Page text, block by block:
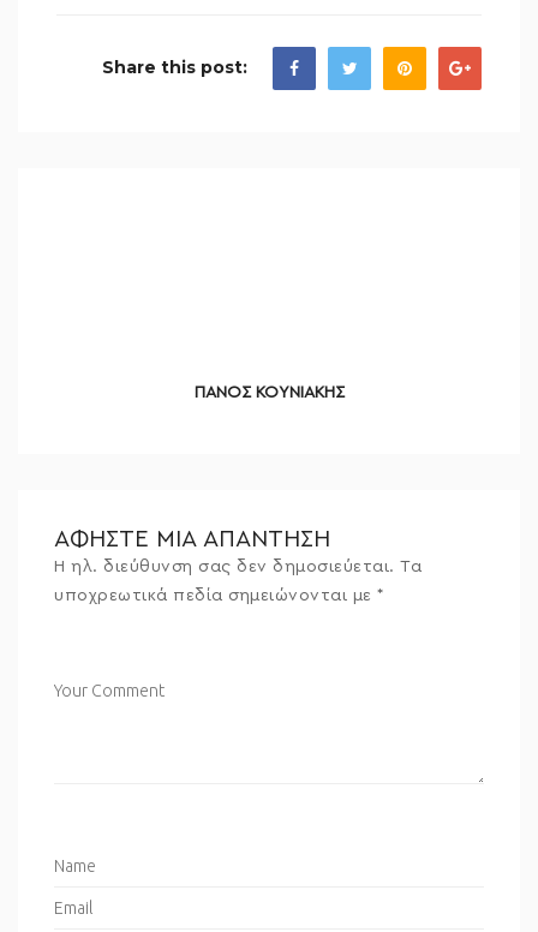
Share this post:
ΠΑΝΟΣ ΚΟΥΝΙΑΚΗΣ
ΑΦΉΣΤΕ ΜΙΑ ΑΠΆΝΤΗΣΗ
Η ηλ. διεύθυνση σας δεν δημοσιεύεται. Τα
υποχρεωτικά πεδία σημειώνονται με *